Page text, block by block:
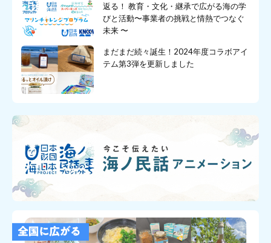
返る！ 教育・文化・継承で広がる海の学
びと活動〜事業者の挑戦と情熱でつなぐ
未来 〜
まだまだ続々誕生！2024年度コラボアイ
テム第3弾を更新しました